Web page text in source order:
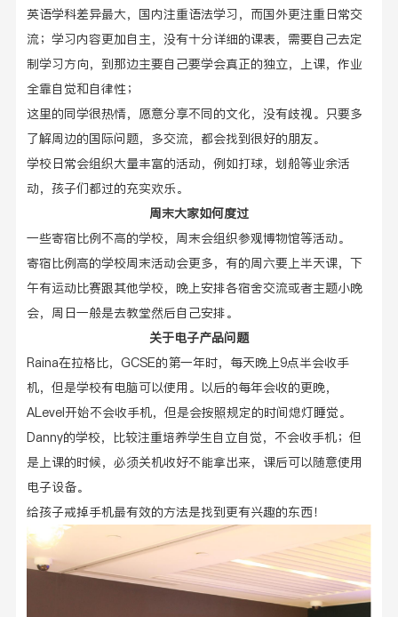
英语学科差异最大，国内注重语法学习，而国外更注重日常交
流；学习内容更加自主，没有十分详细的课表，需要自己去定
制学习方向，到那边主要自己要学会真正的独立，上课，作业
全靠自觉和自律性；
这里的同学很热情，愿意分享不同的文化，没有歧视。只要多
了解周边的国际问题，多交流，都会找到很好的朋友。
学校日常会组织大量丰富的活动，例如打球，划船等业余活
动，孩子们都过的充实欢乐。
周末大家如何度过
一些寄宿比例不高的学校，周末会组织参观博物馆等活动。
寄宿比例高的学校周末活动会更多，有的周六要上半天课，下
午有运动比赛跟其他学校，晚上安排各宿舍交流或者主题小晚
会，周日一般是去教堂然后自己安排。
关于电子产品问题
Raina在拉格比，GCSE的第一年时，每天晚上9点半会收手
机，但是学校有电脑可以使用。以后的每年会收的更晚，
ALevel开始不会收手机，但是会按照规定的时间熄灯睡觉。
Danny的学校，比较注重培养学生自立自觉，不会收手机；但
是上课的时候，必须关机收好不能拿出来，课后可以随意使用
电子设备。
给孩子戒掉手机最有效的方法是找到更有兴趣的东西！